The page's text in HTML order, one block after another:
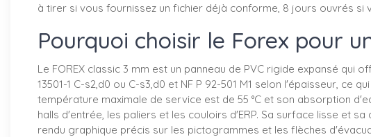
à tirer si vous fournissez un fichier déjà conforme, 8 jours ouvrés
Pourquoi choisir le Forex pour
Le FOREX classic 3 mm est un panneau de PVC rigide expansé
13501-1 C-s2,d0 ou C-s3,d0 et NF P 92-501 M1 selon l'épaisseur,
température maximale de service est de 55 °C et son absorption
halls d'entrée, les paliers et les couloirs d'ERP. Sa surface lisse et
rendu graphique précis sur les pictogrammes et les flèches